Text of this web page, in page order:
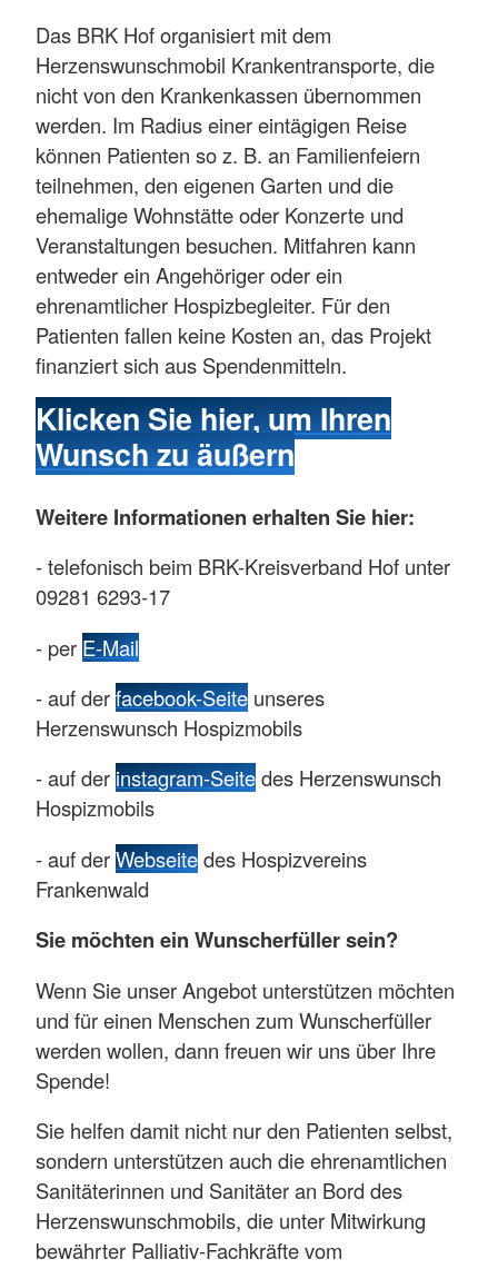
Das BRK Hof organisiert mit dem
Herzenswunschmobil Krankentransporte, die
nicht von den Krankenkassen übernommen
werden. Im Radius einer eintägigen Reise
können Patienten so z. B. an Familienfeiern
teilnehmen, den eigenen Garten und die
ehemalige Wohnstätte oder Konzerte und
Veranstaltungen besuchen. Mitfahren kann
entweder ein Angehöriger oder ein
ehrenamtlicher Hospizbegleiter. Für den
Patienten fallen keine Kosten an, das Projekt
finanziert sich aus Spendenmitteln.
Klicken Sie hier, um Ihren
Wunsch zu äußern
Weitere Informationen erhalten Sie hier:
- telefonisch beim BRK-Kreisverband Hof unter
09281 6293-17
- perE-Mail
- auf derfacebook-Seite unseres
Herzenswunsch Hospizmobils
- auf derinstagram-Seitedes Herzenswunsch
Hospizmobils
- auf derWebseitedes Hospizvereins
Frankenwald
Sie möchten ein Wunscherfüller sein?
Wenn Sie unser Angebot unterstützen möchten
und für einen Menschen zum Wunscherfüller
werden wollen, dann freuen wir uns über Ihre
Spende!
Sie helfen damit nicht nur den Patienten selbst,
sondern unterstützen auch die ehrenamtlichen
Sanitäterinnen und Sanitäter an Bord des
Herzenswunschmobils, die unter Mitwirkung
bewährter Palliativ-Fachkräfte vom